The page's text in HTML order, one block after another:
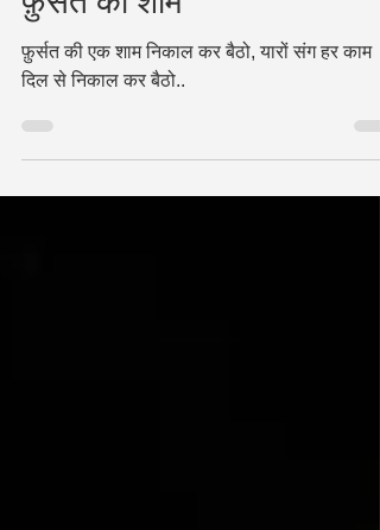
फ़ुर्सत की शाम
दिल से निकाल कर बैठो..